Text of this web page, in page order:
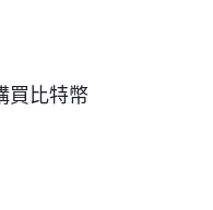
買比特幣